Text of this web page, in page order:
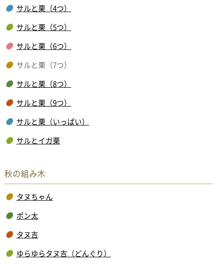
サルと栗（4つ）
サルと栗（5つ）
サルと栗（6つ）
サルと栗（7つ）
サルと栗（8つ）
サルと栗（9つ）
サルと栗（いっぱい）
サルとイガ栗
秋の組み木
タヌちゃん
ポン太
タヌ吉
ゆらゆらタヌ吉（どんぐり）